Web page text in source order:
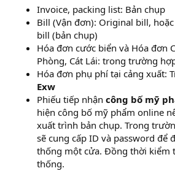
Invoice, packing list: Bản chụp
Bill (Vận đơn): Original bill,
bill (bản chụp)
Hóa đơn cước biển và Hóa đơn
Phòng, Cát Lái: trong trường
Hóa đơn phụ phí tại cảng xuất:
Exw
Phiếu tiếp nhận công bố mỹ
hiện công bố mỹ phẩm online
xuất trình bản chụp. Trong
sẽ cung cấp ID và password để
thống một cửa. Đồng thời kiểm
thống.